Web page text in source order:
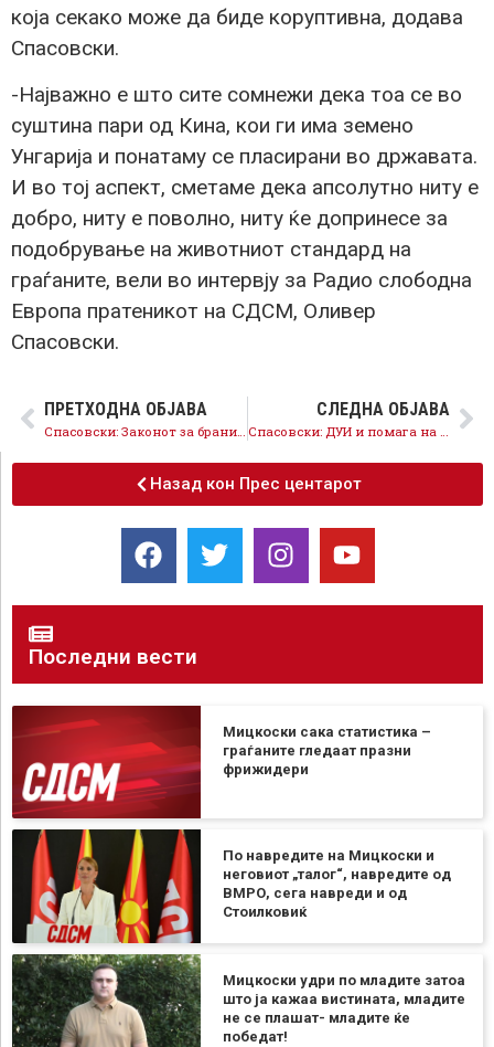
која секако може да биде коруптивна, додава
Спасовски.
-Најважно е што сите сомнежи дека тоа се во
суштина пари од Кина, кои ги има земено
Унгарија и понатаму се пласирани во државата.
И во тој аспект, сметаме дека апсолутно ниту е
добро, ниту е поволно, ниту ќе допринесе за
подобрување на животниот стандард на
граѓаните, вели во интервју за Радио слободна
Европа пратеникот на СДСМ, Оливер
Спасовски.
ПРЕТХОДНА ОБЈАВА СЛЕДНА ОБЈАВА
Назад кон Прес центарот
Последни вести
Мицкоски сака статистика –
граѓаните гледаат празни
фрижидери
По навредите на Мицкоски и
неговиот „талог“, навредите од
ВМРО, сега навреди и од
Стоилковиќ
Мицкоски удри по младите затоа
што ја кажаа вистината, младите
не се плашат- младите ќе
победат!